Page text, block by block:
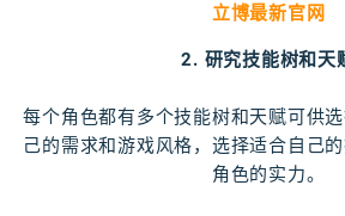
立博最新官网
2. 研究技能树和天
每个角色都有多个技能树和天赋可供
己的需求和游戏风格，选择适合自己
角色的实力。